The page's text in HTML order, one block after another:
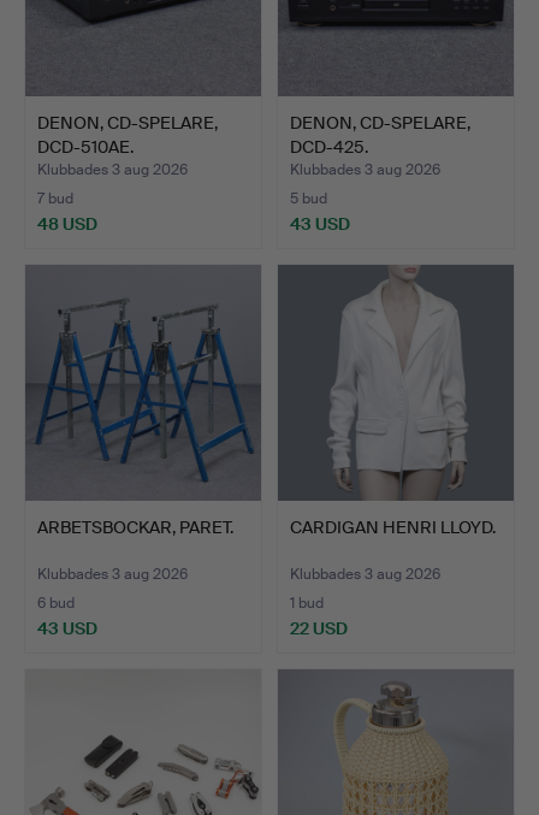
DENON, CD-SPELARE,
DCD-510AE.
Klubbades 3 aug 2026
7 bud
48 USD
DENON, CD-SPELARE,
DCD-425.
Klubbades 3 aug 2026
5 bud
43 USD
ARBETSBOCKAR, PARET.
Klubbades 3 aug 2026
6 bud
43 USD
CARDIGAN HENRI LLOYD.
Klubbades 3 aug 2026
1 bud
22 USD